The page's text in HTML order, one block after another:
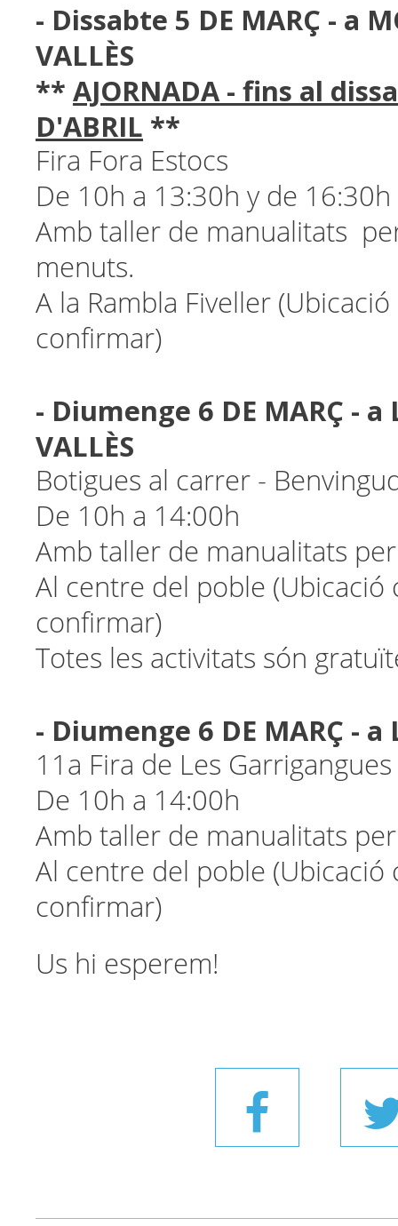
- Dissabte 5 DE MARÇ - a
VALLÈS
** AJORNADA - fins al
D'ABRIL **
Fira Fora Estocs
De 10h a 13:30h y de
Amb taller de manualitats
menuts.
A la Rambla Fiveller
confirmar)
- Diumenge 6 DE MARÇ - a
VALLÈS
Botigues al carrer -
De 10h a 14:00h
Amb taller de manualitats
Al centre del poble (Ubicació
confirmar)
Totes les activitats són
- Diumenge 6 DE MARÇ - a
11a Fira de Les Garrigangues
De 10h a 14:00h
Amb taller de manualitats
Al centre del poble (Ubicació
confirmar)
Us hi esperem!